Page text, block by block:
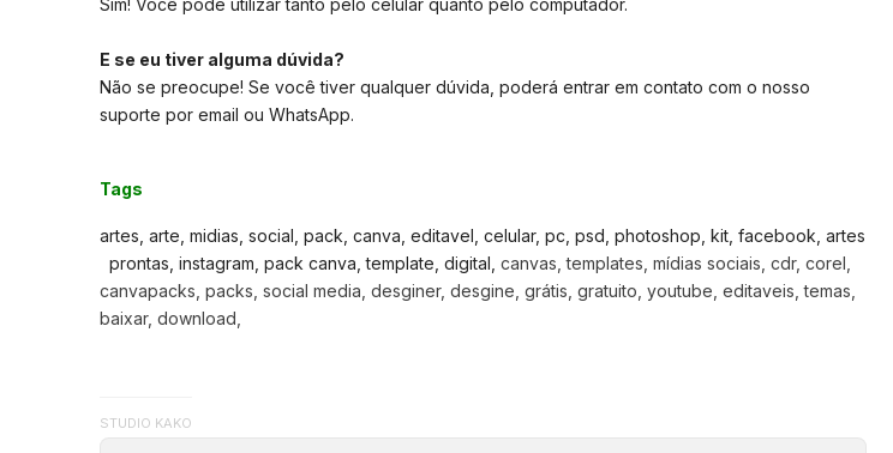
Sim! Você pode utilizar tanto pelo celular quanto pelo computador.
E se eu tiver alguma dúvida?
Não se preocupe! Se você tiver qualquer dúvida, poderá entrar em contato com o nosso
suporte por email ou WhatsApp.
Tags
artes, arte, midias, social, pack, canva, editavel, celular, pc, psd, photoshop, kit, facebook, artes
prontas, instagram, pack canva, template, digital, canvas, templates, mídias sociais, cdr, corel,
canvapacks, packs, social media, desginer, desgine, grátis, gratuito, youtube, editaveis, temas,
baixar, download,
STUDIO KAKO